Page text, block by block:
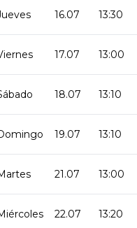
16.07 13:30
17.07 13:00
18.07 13:10
19.07 13:10
21.07 13:00
22.07 13:20